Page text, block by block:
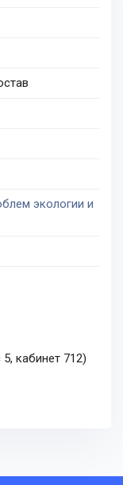
экологии и
5, кабинет 712)